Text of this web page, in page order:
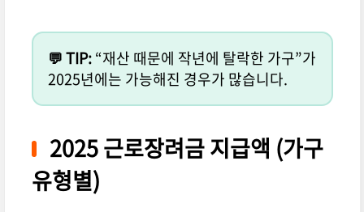
💬 TIP:“재산 때문에 작년에 탈락한 가구”가
2025년에는 가능해진 경우가 많습니다.
2025 근로장려금 지급액 (가구
유형별)